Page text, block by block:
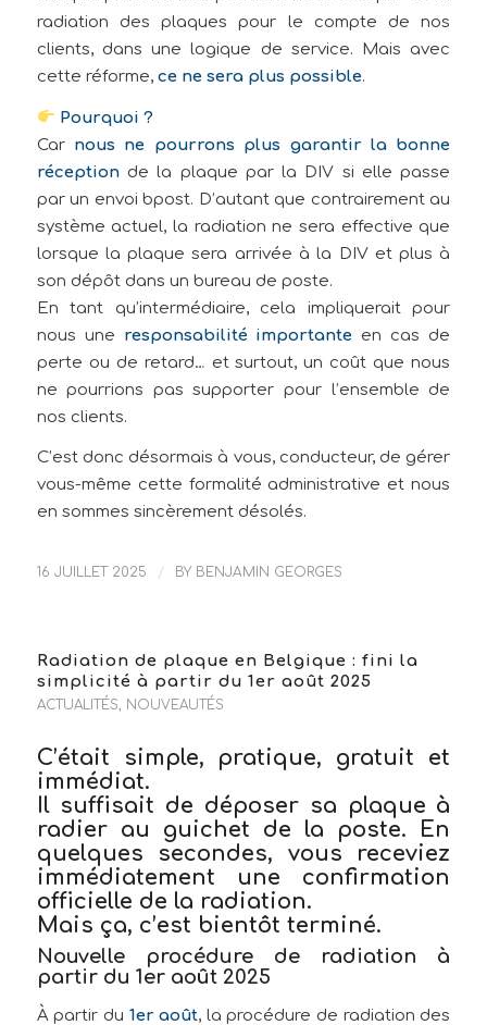
radiation des plaques pour le compte de nos
clients, dans une logique de service. Mais avec
cette réforme, ce ne sera plus possible.
Pourquoi ?
Car nous ne pourrons plus garantir la bonne
réceptionde la plaque par la DIV si elle passe
par un envoi bpost. D’autant que contrairement au
système actuel, la radiation ne sera effective que
lorsque la plaque sera arrivée à la DIV et plus à
son dépôt dans un bureau de poste.
En tant qu’intermédiaire, cela impliquerait pour
nous une responsabilité importante en cas de
perte ou de retard… et surtout, un coût que nous
ne pourrions pas supporter pour l’ensemble de
nos clients.
C’est donc désormais à vous, conducteur, de gérer
vous-même cette formalité administrative et nous
en sommes sincèrement désolés.
16 JUILLET 2025 / BY BENJAMIN GEORGES
Radiation de plaque en Belgique : fini la
simplicité à partir du 1er août 2025
ACTUALITÉS, NOUVEAUTÉS
C’était simple, pratique, gratuit et
immédiat.
Il suffisait de déposer sa plaque à
radier au guichet de la poste. En
quelques secondes, vous receviez
immédiatement une confirmation
officielle de la radiation.
Mais ça, c’est bientôt terminé.
Nouvelle procédure de radiation à
partir du 1er août 2025
À partir du 1er août, la procédure de radiation des